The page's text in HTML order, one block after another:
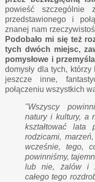
powieść
przedstawionego i
znanej nam
Podobało mi się też
tych dwóch miejsc,
pomysłowe i
domysły dla tych,
jeszcze inne,
połączeniu wszystkich
"Wszyscy
natury i kultury, a
kształtować
rodzicami,
wcześnie, tego,
powinniśmy,
lub nie, żalów i
całego tego